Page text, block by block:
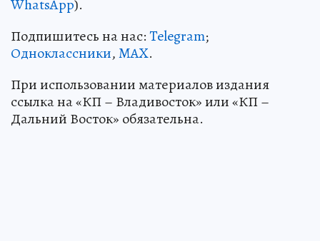
WhatsApp).
Подпишитесь на нас:Telegram;
Одноклассники,MAX.
При использовании материалов издания
ссылка на «КП – Владивосток» или «КП –
Дальний Восток» обязательна.